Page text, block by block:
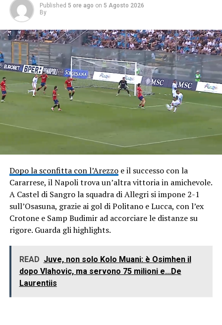
Published 5 ore ago on 5 Agosto 2026
By
Dopo la sconfitta con l’Arezzoe il successo con la
Cararrese, il Napoli trova un’altra vittoria in amichevole.
A Castel di Sangro la squadra di Allegri si impone 2-1
sull’Osasuna, grazie ai gol di Politano e Lucca, con l’ex
Crotone e Samp Budimir ad accorciare le distanze su
rigore. Guarda gli highlights.
READ Juve, non solo Kolo Muani: è Osimhen il
dopo Vlahovic, ma servono 75 milioni e...De
Laurentiis